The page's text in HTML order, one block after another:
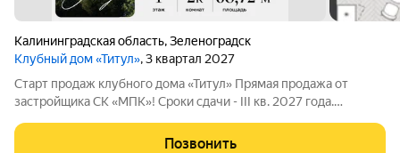
Калининградская область,Зеленоградск
Клубный дом «Титул», 3 квартал 2027
Старт продаж клубного дома «Титул» Прямая продажа от
застройщика СК «МПК»! Сроки сдачи - III кв. 2027 года.
стремится к эксклюзивности во всем, желает наслаждаться
Позвонить